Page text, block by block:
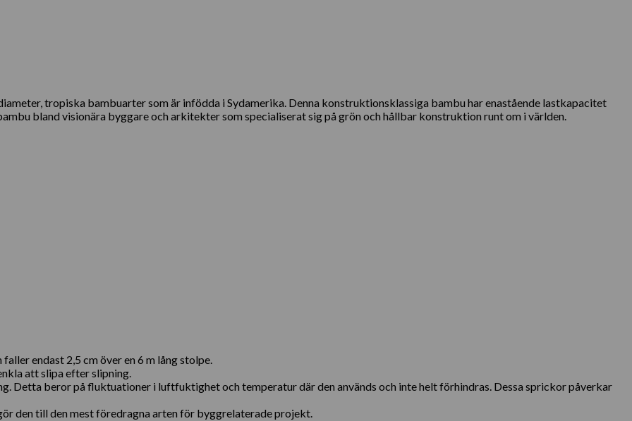
tropiska bambuarter som är infödda i Sydamerika. Denna konstruktionsklassiga bambu har enastående lastkapacitet
bland visionära byggare och arkitekter som specialiserat sig på grön och hållbar konstruktion runt om i världen.
endast 2,5 cm över en 6 m lång stolpe.
att slipa efter slipning.
Detta beror på fluktuationer i luftfuktighet och temperatur där den används och inte helt förhindras. Dessa sprickor påverkar
den till den mest föredragna arten för byggrelaterade projekt.